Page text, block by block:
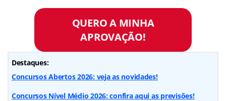
QUERO A MINHA
APROVAÇÃO!
Destaques:
Concursos Abertos 2026: veja as novidades!
Concursos Nível Médio 2026: confira aqui as previsões!